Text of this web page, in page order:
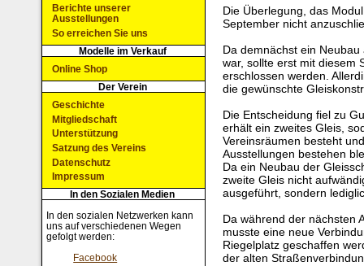
Die Überlegung, das
September nicht
Da demnächst ein
war, sollte erst mit diesem
erschlossen werden.
die gewünschte
Die Entscheidung fiel zu
erhält ein zweites Gleis,
Vereinsräumen besteht
Ausstellungen bestehen
Da ein Neubau der
zweite Gleis nicht
ausgeführt, sondern
Da während der nächsten
musste eine neue
Riegelplatz geschaffen
der alten
Berichte unserer
Ausstellungen
So erreichen Sie uns
Modelle im Verkauf
Online Shop
Der Verein
Geschichte
Mitgliedschaft
Unterstützung
Satzung des Vereins
Datenschutz
Impressum
In den Sozialen Medien
In den sozialen Netzwerken kann
uns auf verschiedenen Wegen
gefolgt werden:
Facebook